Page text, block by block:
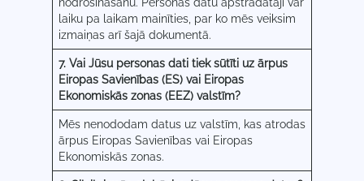
laiku pa laikam mainīties, par ko mēs veiksim
izmaiņas arī šajā dokumentā.
7. Vai Jūsu personas dati tiek sūtīti uz ārpus
Eiropas Savienības (ES) vai Eiropas
Ekonomiskās zonas (EEZ) valstīm?
Mēs nenododam datus uz valstīm, kas atrodas
ārpus Eiropas Savienības vai Eiropas
Ekonomiskās zonas.